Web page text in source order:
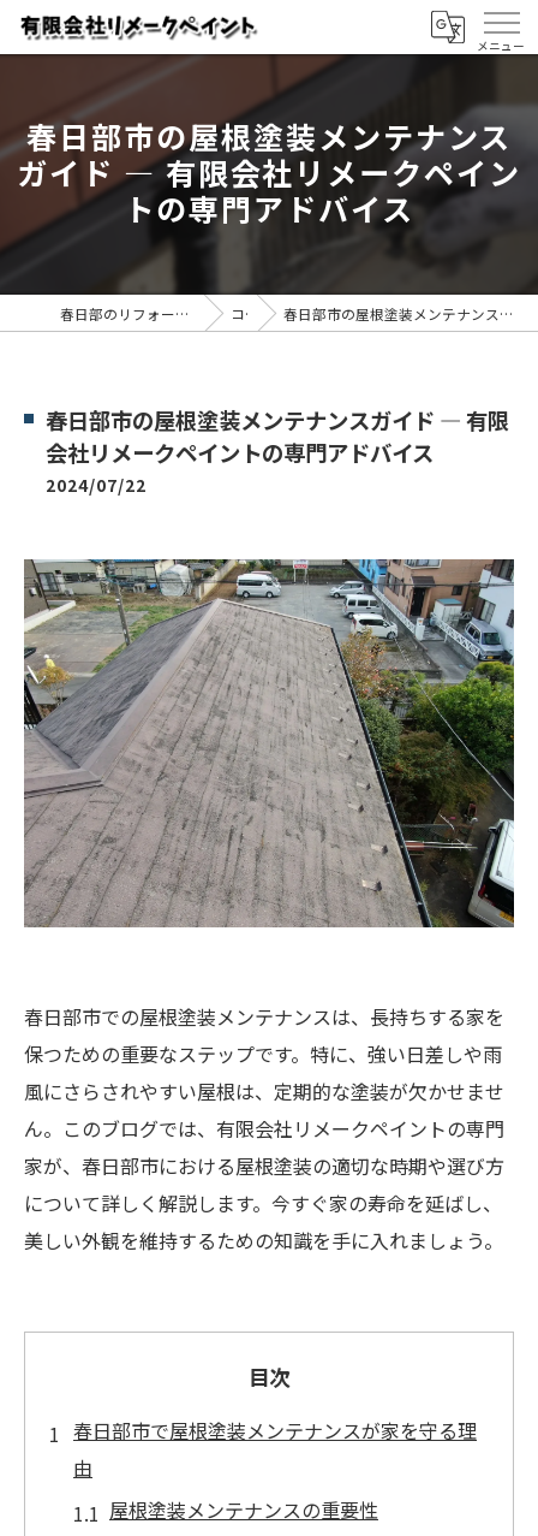
春日部市の屋根塗装メンテナンス
ガイド ― 有限会社リメークペイン
トの専門アドバイス
春日部のリフォームなら有限会社リメークペイント コラム 春日部市の屋根塗装メンテナンスガイド ― 有限会社リメークペイントの専門アドバイス
春日部市の屋根塗装メンテナンスガイド ― 有限
会社リメークペイントの専門アドバイス
2024/07/22
春日部市での屋根塗装メンテナンスは、長持ちする家を
保つための重要なステップです。特に、強い日差しや雨
風にさらされやすい屋根は、定期的な塗装が欠かせませ
ん。このブログでは、有限会社リメークペイントの専門
家が、春日部市における屋根塗装の適切な時期や選び方
について詳しく解説します。今すぐ家の寿命を延ばし、
美しい外観を維持するための知識を手に入れましょう。
目次
春日部市で屋根塗装メンテナンスが家を守る理
由
屋根塗装メンテナンスの重要性